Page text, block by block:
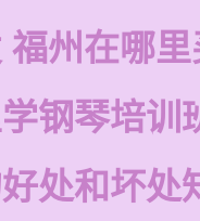
福州在哪
钢琴培训
处和坏处